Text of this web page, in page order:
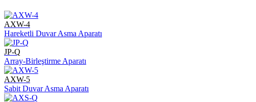
AXW-4
Hareketli Duvar Asma Aparatı
JP-Q
Array-Birleştirme Aparatı
AXW-5
Sabit Duvar Asma Aparatı